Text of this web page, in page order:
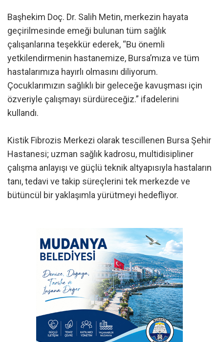
Başhekim Doç. Dr. Salih Metin, merkezin hayata
geçirilmesinde emeği bulunan tüm sağlık
çalışanlarına teşekkür ederek, “Bu önemli
yetkilendirmenin hastanemize, Bursa’mıza ve tüm
hastalarımıza hayırlı olmasını diliyorum.
Çocuklarımızın sağlıklı bir geleceğe kavuşması için
özveriyle çalışmayı sürdüreceğiz.” ifadelerini
kullandı.
Kistik Fibrozis Merkezi olarak tescillenen Bursa Şehir
Hastanesi; uzman sağlık kadrosu, multidisipliner
çalışma anlayışı ve güçlü teknik altyapısıyla hastaların
tanı, tedavi ve takip süreçlerini tek merkezde ve
bütüncül bir yaklaşımla yürütmeyi hedefliyor.